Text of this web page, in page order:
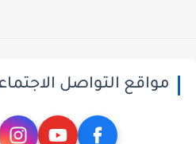
مواقع التواصل الاجتماعي